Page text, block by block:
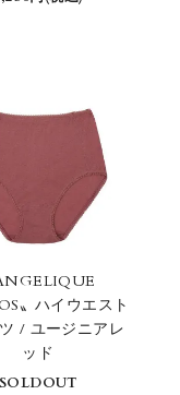
〟ハイウエスト
/ ユージニアレ
ッド
SOLDOUT